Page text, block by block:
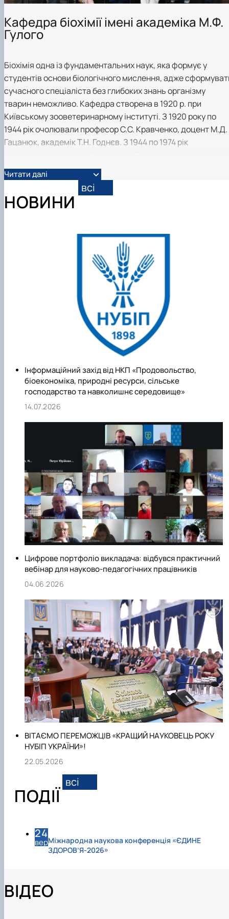
Кафедра біохімії імені академіка М.Ф.
Гулого
Біохімія одна із фундаментальних наук, яка формує у
студентів основи біологічного мислення, адже
сучасного спеціаліста без глибоких знань організму
тварин неможливо. Кафедра створена в 1920 р. при
Київському зооветеринарному інституті. З 1920 року по
1944 рік очолювали професор С.С. Кравченко, доцент М.Д.
Гацанюк, академік Т.Н. Годнєв. З 1944 по 1974 рік
професор, Заслужений діяч науки і техніки УPCP, академік
НАН України, лауреат Державної премії УPCP та СРСР,
Герой України М.Ф. Гулий. Доцент М.М. Осьмакова
очолювала кафедру з 1974 по 1979 рік. Із 1979 р. по 2014 рік
академік НАН України та НААН України, Герой України Д. О.
Мельничук. З 2015 року кафедру біохімії ім. акад. М.Ф.
Гулого очолює професор Томчук В.А.
Читати далі
НОВИНИ
всі
Інформаційний захід від НКП «Продовольство,
біоекономіка, природні ресурси, сільське
господарство та навколишнє середовище»
14.07.2026
Цифрове портфоліо викладача: відбувся практичний
вебінар для науково-педагогічних працівників
04.06.2026
ВІТАЄМО ПЕРЕМОЖЦІВ «КРАЩИЙ НАУКОВЕЦЬ РОКУ
НУБІП УКРАЇНИ»!
22.05.2026
ПОДІЇ
всі
24
верМіжнародна наукова конференція «ЄДИНЕ
ЗДОРОВ’Я-2026»
ВІДЕО